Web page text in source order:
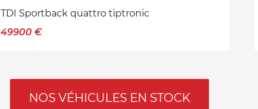
TDI Sportback quattro tiptronic
49900 €
NOS VÉHICULES EN STOCK